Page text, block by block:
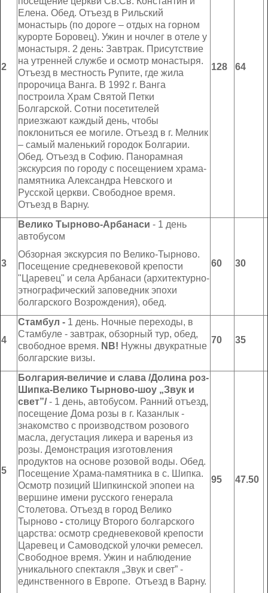
2
Елена. Обед. Отъезд в Рильский
монастырь (по дороге – отдых на горном
курорте Боровец). Ужин и ночлег в отеле у
монастыря. 2 день: Завтрак. Присутствие
на утренней службе и осмотр монастыря.
Отъезд в местность Рупите, где жила
пророчица Ванга. В 1992 г. Ванга
построила Храм Святой Петки
Болгарской. Сотни посетителей
приезжают каждый день, чтобы
поклониться ее могиле. Отъезд в г. Мелник
– самый маленький городок Болгарии.
Обед. Отъезд в Софию. Панорамная
экскурсия по городу с посещением храма-
памятника Александра Невского и
Русской церкви. Свободное время.
Отъезд в Варну.
128 64
3
Велико Тырново-Арбанаси - 1 день
автобусом
Обзорная экскурсия по Велико-Тырново.
Посещение средневековой крепости
"Царевец" и села Арбанаси (архитектурно-
этнографический заповедник эпохи
болгарского Возрождения), обед.
60 30
4
Стамбул - 1 день. Ночные переходы, в
Стамбуле - завтрак, обзорный тур, обед,
свободное время. NB! Нужны двукратные
болгарские визы.
70 35
5
Болгария-величие и слава /Долина роз-
Шипка-Велико Тырново-шоу „Звук и
свет”/- 1 день, автобусом. Ранний отъезд,
посещение Дома розы в г. Казанлык -
знакомство с производством розового
масла, дегустация ликера и варенья из
розы. Демонстрация изготовления
продуктов на основе розовой воды. Обед.
Посещение Храма-памятника в с. Шипка.
Осмотр позиций Шипкинской эпопеи на
вершине имени русского генерала
Столетова. Отъезд в город Велико
Тырново - столицу Второго болгарского
царства: осмотр средневековой крепости
Царевец и Самоводской улочки ремесел.
Свободное время. Ужин и наблюдение
уникального спектакля „Звук и свет” -
единственного в Европе. Отъезд в Варну.
95 47.50